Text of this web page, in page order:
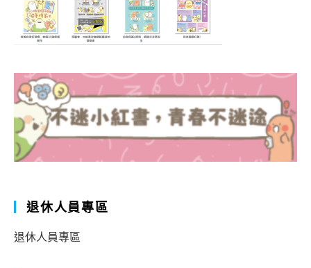
退休人員專區
退休人員專區